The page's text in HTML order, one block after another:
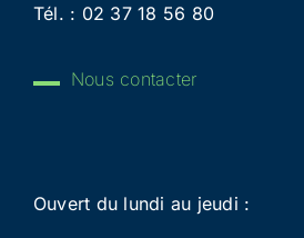
Tél. : 02 37 18 56 80
Nous contacter
Ouvert du lundi au jeudi :